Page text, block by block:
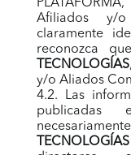
Afiliados y/
claramente
reconozca
TECNOLOGÍAS
y/o Aliados
4.2. Las
publicadas
TECNOLOGÍAS